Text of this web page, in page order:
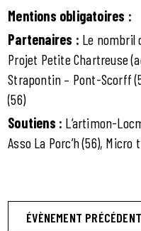
Mentions obligatoires :
Partenaires : Le nombril
Projet Petite Chartreuse
Strapontin – Pont-Scorff
(56)
Soutiens : L’artimon-
Asso La Porc’h (56), Micro
ÉVÈNEMENT PRÉCÉDENT